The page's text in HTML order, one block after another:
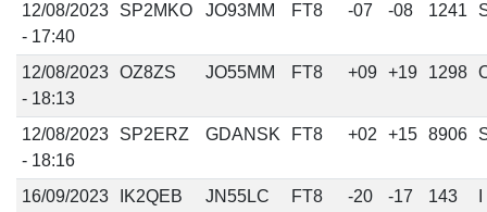
12/08/2023
- 17:40
SP2MKO JO93MM FT8 -07 -08 1241
12/08/2023
- 18:13
OZ8ZS JO55MM FT8 +09 +19 1298
12/08/2023
- 18:16
SP2ERZ GDANSK FT8 +02 +15 8906
16/09/2023
IK2QEB JN55LC FT8 -20 -17 143